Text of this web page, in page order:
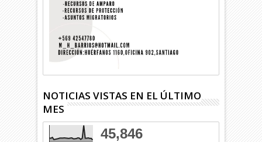
NOTICIAS VISTAS EN EL ÚLTIMO
MES
45,846